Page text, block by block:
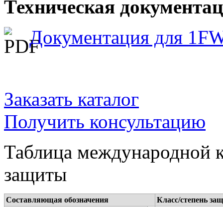
Техническая
Документация для
Заказать каталог
Получить консультацию
Таблица международной
защиты
Составляющая обозначения
Класс/степень